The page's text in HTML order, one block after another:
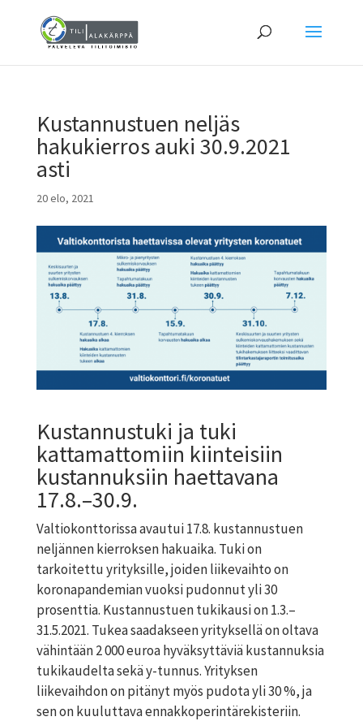
Kustannustuen neljäs
hakukierros auki 30.9.2021
asti
20 elo, 2021
Kustannustuki ja tuki
kattamattomiin kiinteisiin
kustannuksiin haettavana
17.8.–30.9.
Valtiokonttorissa avautui 17.8. kustannustuen
neljännen kierroksen hakuaika. Tuki on
tarkoitettu yrityksille, joiden liikevaihto on
koronapandemian vuoksi pudonnut yli 30
prosenttia. Kustannustuen tukikausi on 1.3.–
31.5.2021. Tukea saadakseen yrityksellä on oltava
vähintään 2 000 euroa hyväksyttäviä kustannuksia
tukikaudelta sekä y-tunnus. Yrityksen
liikevaihdon on pitänyt myös pudota yli 30 %, ja
sen on kuuluttava ennakkoperintärekisteriin.